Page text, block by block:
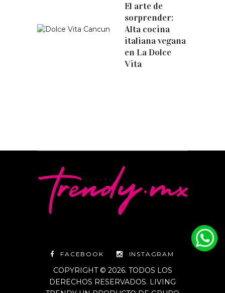
El arte de
sorprender:
Alta cocina
italiana vegana
en La Dolce
Vita
FACEBOOK INSTAGRAM
COPYRIGHT © 2026. TODOS LOS
DERECHOS RESERVADOS. LIVING